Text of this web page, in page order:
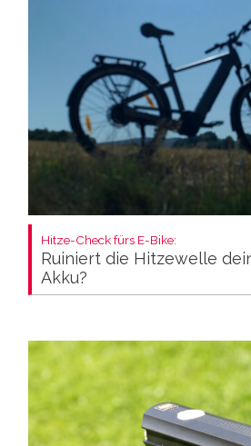
Hitze-Check fürs E-Bike:
Ruiniert die Hitzewelle
Akku?